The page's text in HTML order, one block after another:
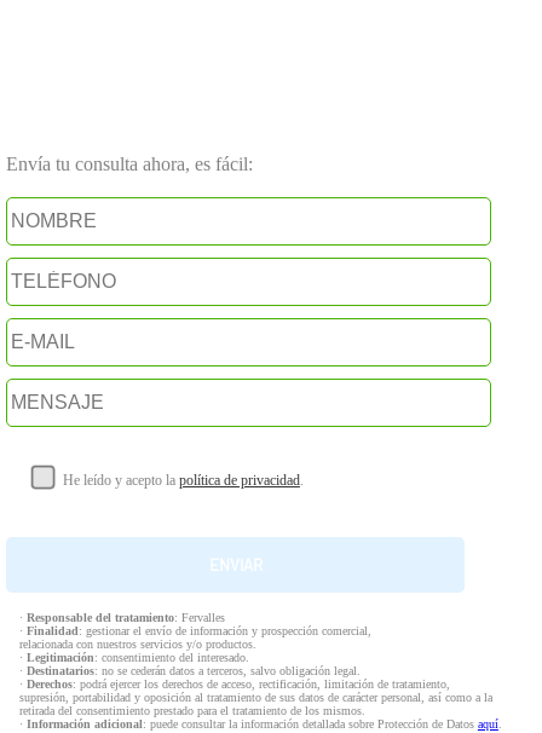
Envía tu consulta ahora, es fácil:
He leído y acepto la política de privacidad.
· Responsable del tratamiento: Fervalles
· Finalidad: gestionar el envío de información y prospección comercial,
relacionada con nuestros servicios y/o productos.
· Legitimación: consentimiento del interesado.
· Destinatarios: no se cederán datos a terceros, salvo obligación legal.
· Derechos: podrá ejercer los derechos de acceso, rectificación, limitación de tratamiento,
supresión, portabilidad y oposición al tratamiento de sus datos de carácter personal, así como a la
retirada del consentimiento prestado para el tratamiento de los mismos.
· Información adicional: puede consultar la información detallada sobre Protección de Datos aquí.